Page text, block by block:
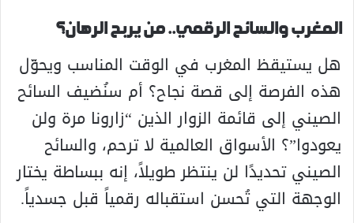
المغرب والسائح الرقمي.. من يربح الرهان؟
هل يستيقظ المغرب في الوقت المناسب ويحوّل
هذه الفرصة إلى قصة نجاح؟ أم سنُضيف السائح
الصيني إلى قائمة الزوار الذين “زارونا مرة ولن
يعودوا”؟ الأسواق العالمية لا ترحم، والسائح
الصيني تحديدًا لن ينتظر طويلاً، إنه ببساطة يختار
الوجهة التي تُحسن استقباله رقمياً قبل جسدياً.